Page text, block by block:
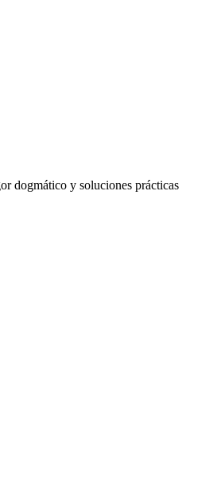
dogmático y soluciones prácticas